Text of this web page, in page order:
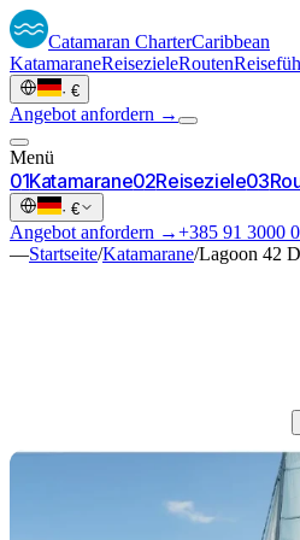
Catamaran CharterCaribbean
KatamaraneReisezieleRouten
· €
Angebot anfordern →
Menü
01Katamarane02Reiseziele03
· €
Angebot anfordern →+385 91 3000
—Startseite/Katamarane/Lagoon 42